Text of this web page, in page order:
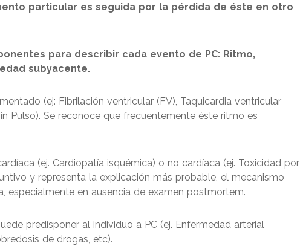
particular es seguida por la pérdida de éste en otro
para describir cada evento de PC: Ritmo,
subyacente.
(ej: Fibrilación ventricular (FV), Taquicardia ventricular
Pulso). Se reconoce que frecuentemente éste ritmo es
(ej. Cardiopatía isquémica) o no cardíaca (ej. Toxicidad por
y representa la explicación más probable, el mecanismo
especialmente en ausencia de examen postmortem.
predisponer al individuo a PC (ej. Enfermedad arterial
de drogas, etc).